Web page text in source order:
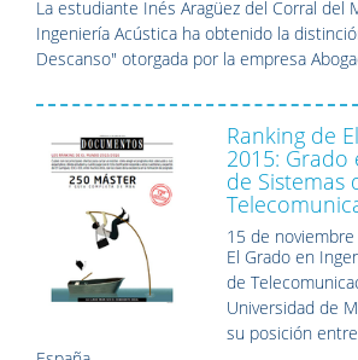
La estudiante Inés Aragüez del Corral del
Ingeniería Acústica ha obtenido la
Descanso" otorgada por la empresa
Ranking de
2015: Grado
de Sistemas
15 de
El Grado en
de
Universidad de
su posición